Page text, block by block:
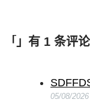
「数字音频工作站 Fender Studio Pro 8 v8.0.1 优化版」
」有 1 条评论
05/08/